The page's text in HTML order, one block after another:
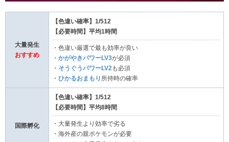
大量発生
おすすめ
【色違い確率】1/512
【必要時間】平均1時間
・色違い厳選で最も効率が良い
・ かがやきパワーLV3が必須
・ そうぐうパワーLV2 も必須
・ ひかるおまもり 所持時の確率
国際孵化
【色違い確率】1/512
【必要時間】平均8時間
・大量発生より効率で劣る
・海外産の親ポケモンが必要